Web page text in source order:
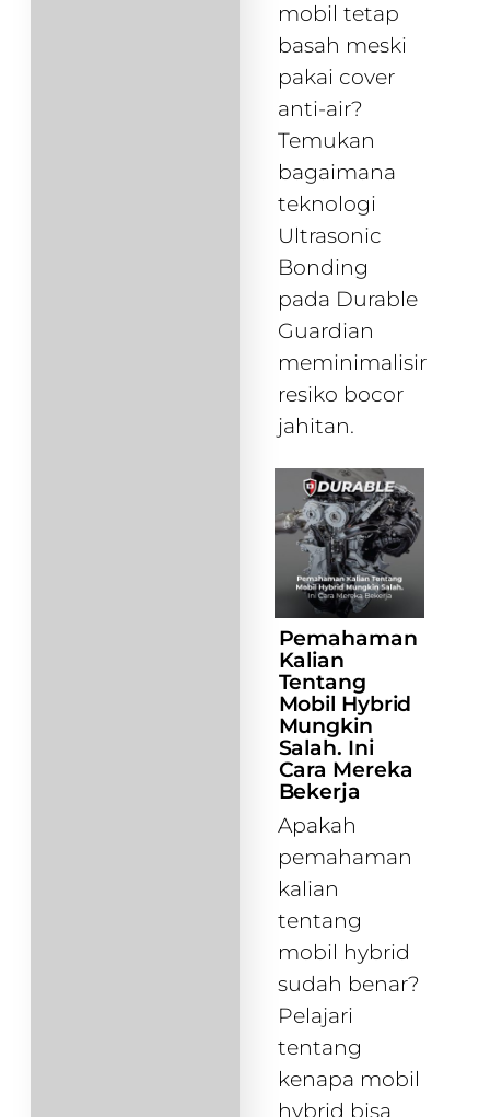
mobil tetap
basah meski
pakai cover
anti-air?
Temukan
bagaimana
teknologi
Ultrasonic
Bonding
pada Durable
Guardian
meminimalisir
resiko bocor
jahitan.
Pemahaman
Kalian
Tentang
Mobil Hybrid
Mungkin
Salah. Ini
Cara Mereka
Bekerja
Apakah
pemahaman
kalian
tentang
mobil hybrid
sudah benar?
Pelajari
tentang
kenapa mobil
hybrid bisa